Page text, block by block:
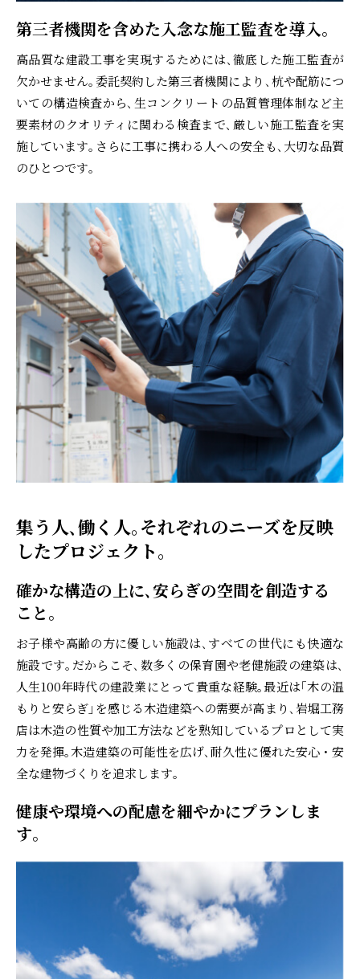
第三者機関を含めた入念な施工監査を導入｡
高品質な建設工事を実現するためには､徹底した施工監査が
欠かせません｡委託契約した第三者機関により､杭や配筋につ
いての構造検査から､生コンクリートの品質管理体制など主
要素材のクオリティに関わる検査まで､厳しい施工監査を実
施しています｡さらに工事に携わる人への安全も､大切な品質
のひとつです｡
集う人､働く人｡それぞれのニーズを反映
したプロジェクト｡
確かな構造の上に､安らぎの空間を創造する
こと｡
お子様や高齢の方に優しい施設は､すべての世代にも快適な
施設です｡だからこそ､数多くの保育園や老健施設の建築は､
人生100年時代の建設業にとって貴重な経験｡最近は｢木の温
もりと安らぎ｣を感じる木造建築への需要が高まり､岩堀工務
店は木造の性質や加工方法などを熟知しているプロとして実
力を発揮｡木造建築の可能性を広げ､耐久性に優れた安心・安
全な建物づくりを追求します｡
健康や環境への配慮を細やかにプランしま
す｡